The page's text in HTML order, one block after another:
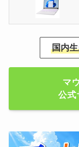
国内
マ
公式